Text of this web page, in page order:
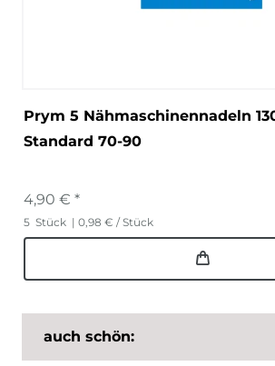
Prym 5 Nähmaschinennadeln
Standard 70-90
4,90 € *
5 Stück | 0,98 € / Stück
auch schön: